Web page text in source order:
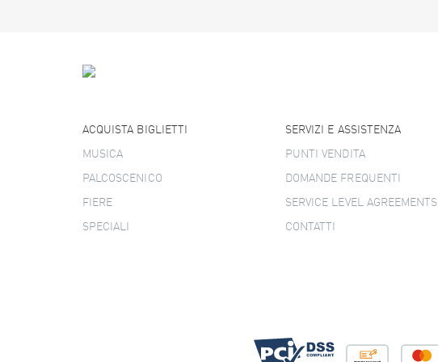
ACQUISTA BIGLIETTI
MUSICA
PALCOSCENICO
FIERE
SPECIALI
SERVIZI E ASSISTENZA
PUNTI VENDITA
DOMANDE FREQUENTI
SERVICE LEVEL AGREEMENTS
CONTATTI